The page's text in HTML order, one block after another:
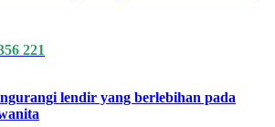
221
lendir yang berlebihan pada